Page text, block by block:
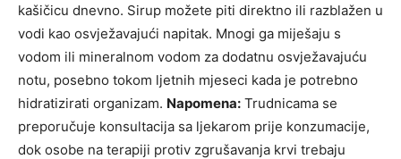
kašičicu dnevno. Sirup možete piti direktno ili razblažen u
vodi kao osvježavajući napitak. Mnogi ga miješaju s
vodom ili mineralnom vodom za dodatnu osvježavajuću
notu, posebno tokom ljetnih mjeseci kada je potrebno
hidratizirati organizam. Napomena: Trudnicama se
preporučuje konsultacija sa ljekarom prije konzumacije,
dok osobe na terapiji protiv zgrušavanja krvi trebaju